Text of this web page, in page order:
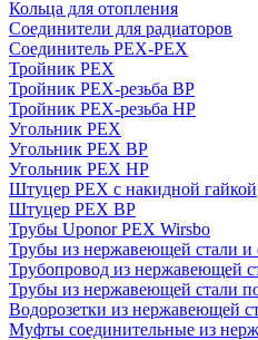
Кольца для отопления
Соединители для радиаторов
Соединитель PEX-PEX
Тройник PEX
Тройник PEX-резьба ВР
Тройник PEX-резьба НР
Угольник PEX
Угольник PEX ВР
Угольник PEX НР
Штуцер PEX c накидной гайкой
Штуцер PEX ВР
Трубы Uponor PEX Wirsbo
Трубы из нержавеющей стали
Трубопровод из нержавеющей
Трубы из нержавеющей стали
Водорозетки из нержавеющей
Муфты соединительные из